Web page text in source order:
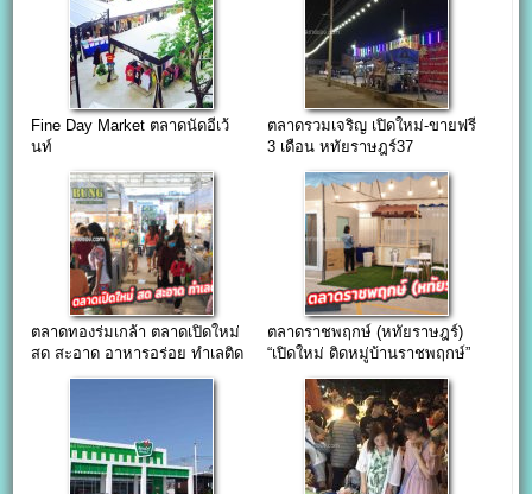
Fine Day Market ตลาดนัดอีเว้
นท์
ตลาดรวมเจริญ เปิดใหม่-ขายฟรี
3 เดือน หทัยราษฎร์37
ตลาดทองร่มเกล้า ตลาดเปิดใหม่
สด สะอาด อาหารอร่อย ทำเลติด
ถนนใหญ่
ตลาดราชพฤกษ์ (หทัยราษฎร์)
“เปิดใหม่ ติดหมู่บ้านราชพฤกษ์”